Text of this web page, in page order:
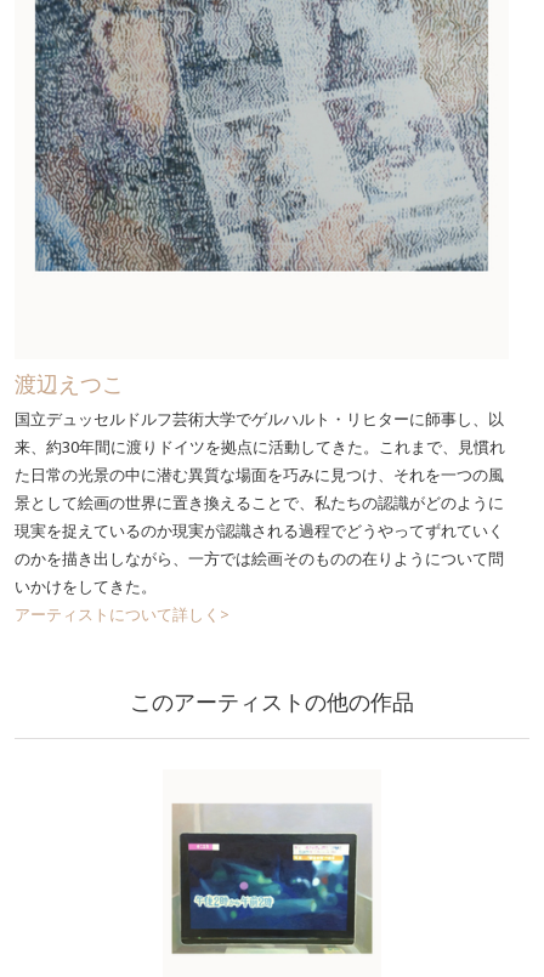
渡辺えつこ
国立デュッセルドルフ芸術大学でゲルハルト・リヒターに師事し、以
来、約30年間に渡りドイツを拠点に活動してきた。これまで、見慣れ
た日常の光景の中に潜む異質な場面を巧みに見つけ、それを一つの風
景として絵画の世界に置き換えることで、私たちの認識がどのように
現実を捉えているのか現実が認識される過程でどうやってずれていく
のかを描き出しながら、一方では絵画そのものの在りようについて問
いかけをしてきた。
アーティストについて詳しく>
このアーティストの他の作品